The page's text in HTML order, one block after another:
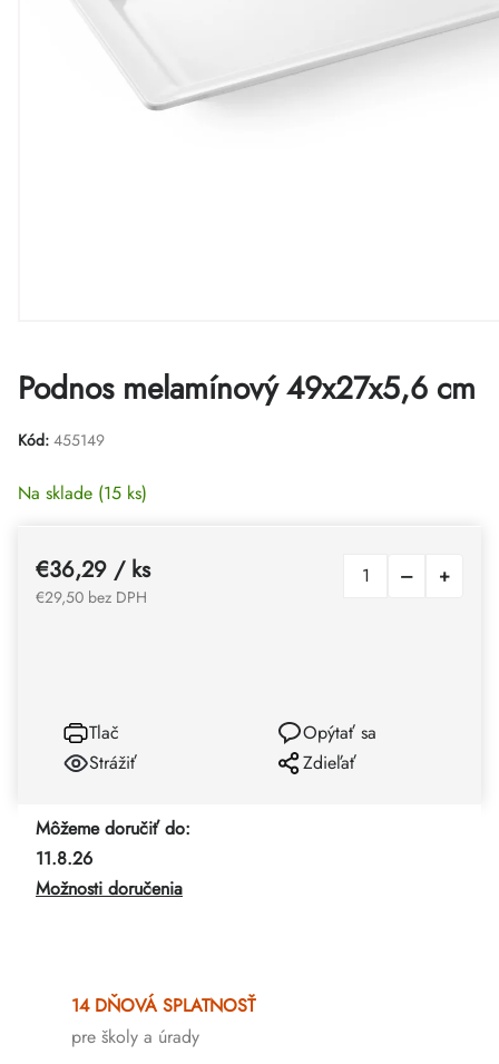
Podnos melamínový 49x27x5,6 cm
Kód: 455149
Na sklade (15 ks)
Môžeme doručiť do:
11.8.26
Možnosti doručenia
€36,29 / ks
€29,50 bez DPH
Tlač
Opýtať sa
Strážiť
Zdieľať
14 DŇOVÁ SPLATNOSŤ
pre školy a úrady